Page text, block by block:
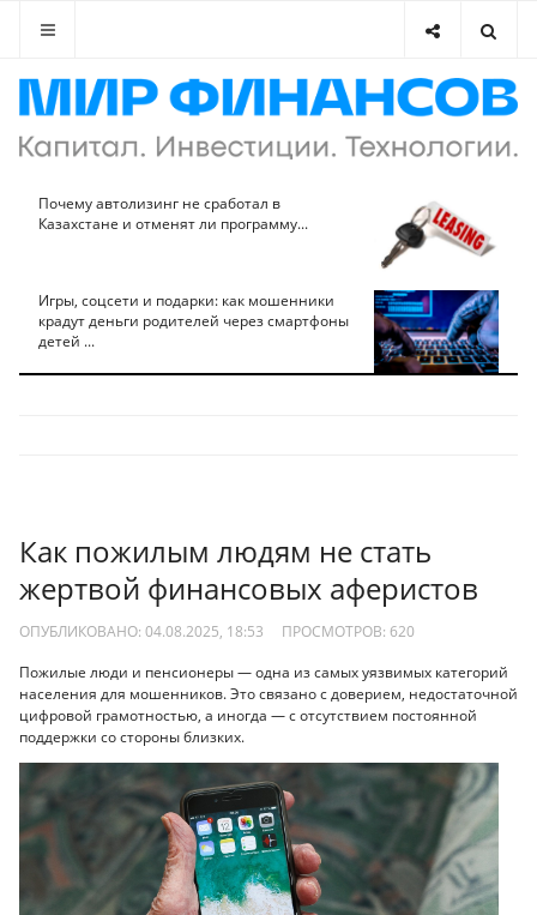
Почему автолизинг не сработал в
Казахстане и отменят ли программу...
Игры, соцсети и подарки: как мошенники
крадут деньги родителей через смартфоны
детей ...
Как пожилым людям не стать
жертвой финансовых аферистов
ОПУБЛИКОВАНО: 04.08.2025, 18:53 ПРОСМОТРОВ: 620
Пожилые люди и пенсионеры — одна из самых уязвимых категорий
населения для мошенников. Это связано с доверием, недостаточной
цифровой грамотностью, а иногда — с отсутствием постоянной
поддержки со стороны близких.